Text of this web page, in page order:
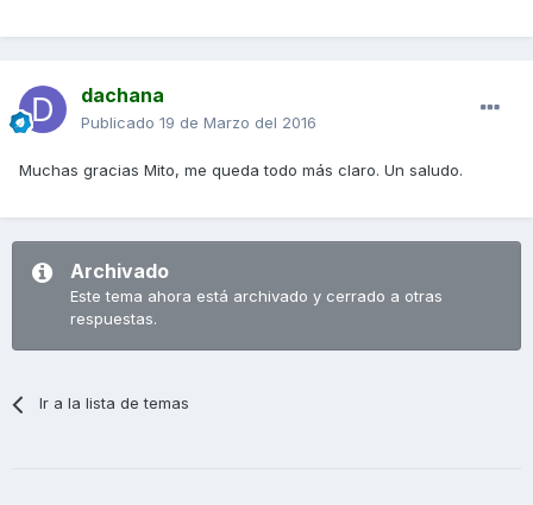
dachana
Publicado 19 de Marzo del 2016
Muchas gracias Mito, me queda todo más claro. Un saludo.
Archivado
Este tema ahora está archivado y cerrado a otras
respuestas.
Ir a la lista de temas